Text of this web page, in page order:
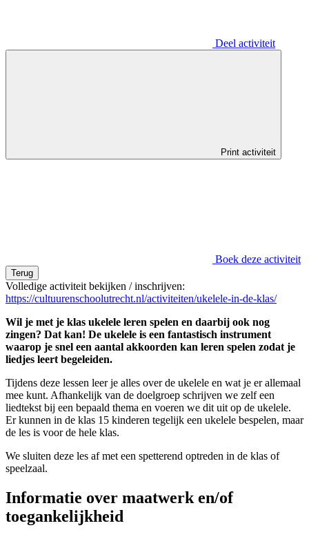
Deel activiteit
Print activiteit
Boek deze activiteit
Terug
Volledige activiteit bekijken / inschrijven:
https://cultuurenschoolutrecht.nl/activiteiten/ukelele-in-de-klas/
Wil je met je klas ukelele leren spelen en daarbij ook nog
zingen? Dat kan! De ukelele is een fantastisch instrument
waarop je snel een aantal akkoorden kan leren spelen zodat je
liedjes leert begeleiden.
Tijdens deze lessen leer je alles over de ukelele en wat je er allemaal
mee kunt. Afhankelijk van de doelgroep schrijven we zelf een
liedtekst bij een bepaald thema en voeren we dit uit op de ukelele.
Er kunnen in de klas 15 kinderen tegelijk een ukelele bespelen, maar
de les is voor de hele klas.
We sluiten deze les af met een spetterend optreden in de klas of
speelzaal.
Informatie over maatwerk en/of
toegankelijkheid